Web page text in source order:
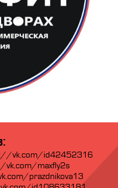
vk.com/id42452316
maxfly2s
prazdnikova13